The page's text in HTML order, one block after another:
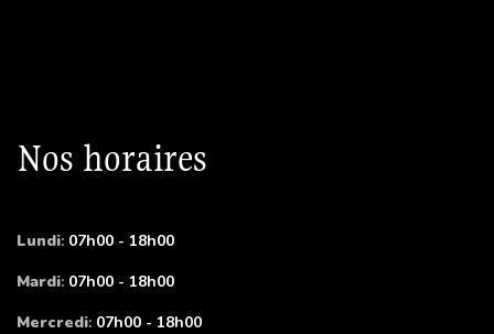
Nos horaires
Lundi: 07h00 - 18h00
Mardi: 07h00 - 18h00
Mercredi: 07h00 - 18h00